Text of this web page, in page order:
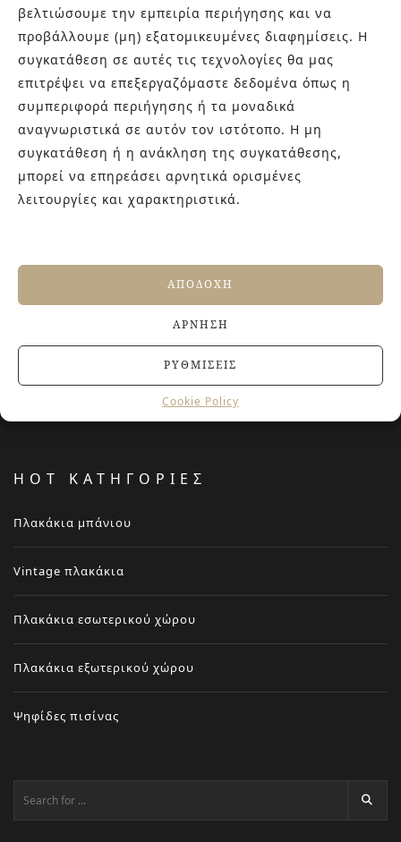
βελτιώσουμε την εμπειρία περιήγησης και να
προβάλλουμε (μη) εξατομικευμένες διαφημίσεις. Η
συγκατάθεση σε αυτές τις τεχνολογίες θα μας
επιτρέψει να επεξεργαζόμαστε δεδομένα όπως η
συμπεριφορά περιήγησης ή τα μοναδικά
αναγνωριστικά σε αυτόν τον ιστότοπο. Η μη
συγκατάθεση ή η ανάκληση της συγκατάθεσης,
μπορεί να επηρεάσει αρνητικά ορισμένες
λειτουργίες και χαρακτηριστικά.
ΑΠΟΔΟΧΉ
ΆΡΝΗΣΗ
ΡΥΘΜΊΣΕΙΣ
Cookie Policy
Στην εταιρεία Paraskevopoulos μετουσιώνονται 40 χρόνια
εμπειρίας στο χώρο του πλακιδίου και των ειδών υγιεινής,
καθώς και φρέσκες ιδέες με τον ενθουσιασμό της νέας
γενιάς! Επισκεφτείτε μας για ιδέες και προτάσεις στον
Άγιο Δημήτριο (Λιδωρικίου 11) ή καλέστε μας στο 210-
9934544.
ΤΕΛΕΥΤΑΙΑ ΑΡΘΡΑ
τάση που χαρίζει βάθος και πολυτέλεια στους
Αντιολισθητικά πλακάκια: Όλα όσα πρέπει να
27 ΙΟΥΝΊΟΥ, 2026
20 ΙΟΥΝΊΟΥ, 2026
HOT ΚΑΤΗΓΟΡΙΕΣ
Πλακάκια μπάνιου
Vintage πλακάκια
Πλακάκια εσωτερικού χώρου
Πλακάκια εξωτερικού χώρου
Ψηφίδες πισίνας